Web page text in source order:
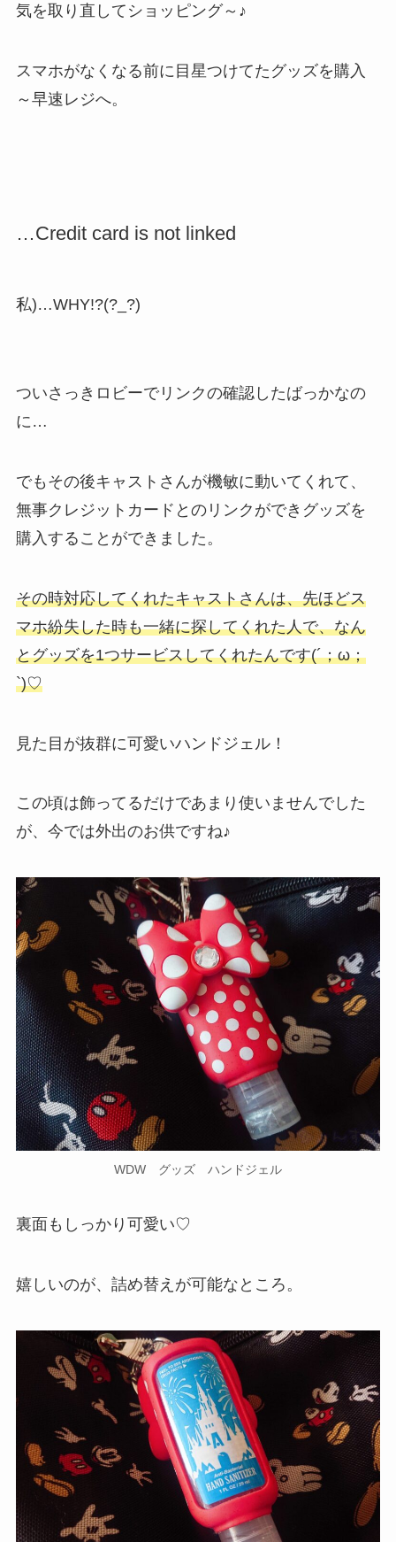
気を取り直してショッピング～♪
スマホがなくなる前に目星つけてたグッズを購入
～早速レジへ。
…Credit card is not linked
私)…WHY!?(?_?)
ついさっきロビーでリンクの確認したばっかなの
に…
でもその後キャストさんが機敏に動いてくれて、
無事クレジットカードとのリンクができグッズを
購入することができました。
その時対応してくれたキャストさんは、先ほどス
マホ紛失した時も一緒に探してくれた人で、なん
とグッズを1つサービスしてくれたんです(´；ω；
`)♡
見た目が抜群に可愛いハンドジェル！
この頃は飾ってるだけであまり使いませんでした
が、今では外出のお供ですね♪
WDW グッズ ハンドジェル
裏面もしっかり可愛い♡
嬉しいのが、詰め替えが可能なところ。